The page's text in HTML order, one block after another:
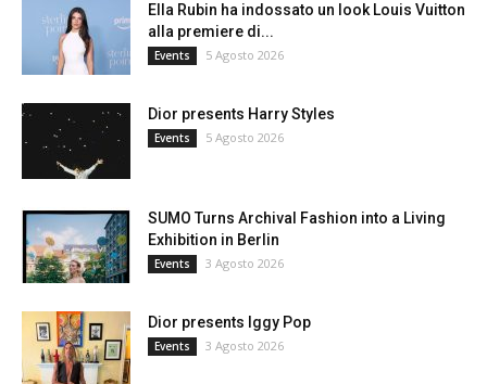
Ella Rubin ha indossato un look Louis Vuitton
alla premiere di...
Events 5 Agosto 2026
Dior presents Harry Styles
Events 5 Agosto 2026
SUMO Turns Archival Fashion into a Living
Exhibition in Berlin
Events 3 Agosto 2026
Dior presents Iggy Pop
Events 3 Agosto 2026